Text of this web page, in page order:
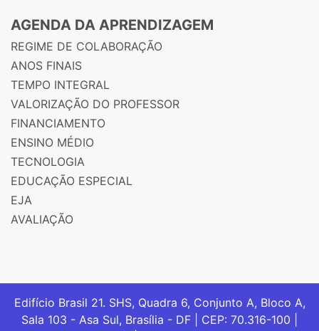
AGENDA DA APRENDIZAGEM
REGIME DE COLABORAÇÃO
ANOS FINAIS
TEMPO INTEGRAL
VALORIZAÇÃO DO PROFESSOR
FINANCIAMENTO
ENSINO MÉDIO
TECNOLOGIA
EDUCAÇÃO ESPECIAL
EJA
AVALIAÇÃO
Edifício Brasil 21. SHS, Quadra 6, Conjunto A, Bloco A,
Sala 103 - Asa Sul, Brasília - DF | CEP: 70.316-100 |